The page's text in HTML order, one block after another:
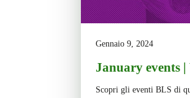
Gennaio 9, 2024
January events
Scopri gli eventi BLS di